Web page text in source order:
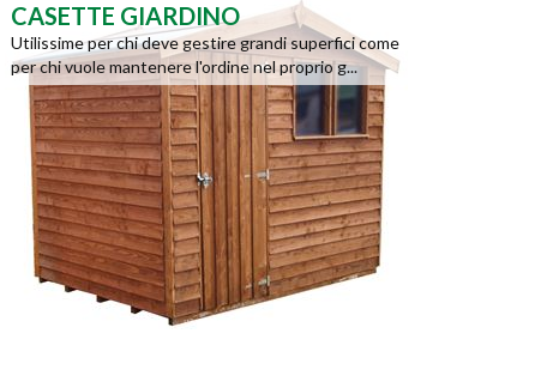
CASETTE GIARDINO
Utilissime per chi deve gestire grandi superfici come
per chi vuole mantenere l'ordine nel proprio g...